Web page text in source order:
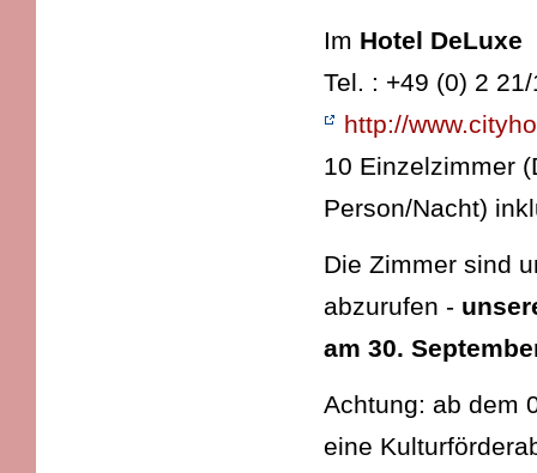
Im Hotel DeLuxe
Tel. : +49 (0) 2
http://
10 Einzelzimmer
Person/Nacht)
Die Zimmer sind
abzurufen -
am 30.
Achtung: ab dem
eine